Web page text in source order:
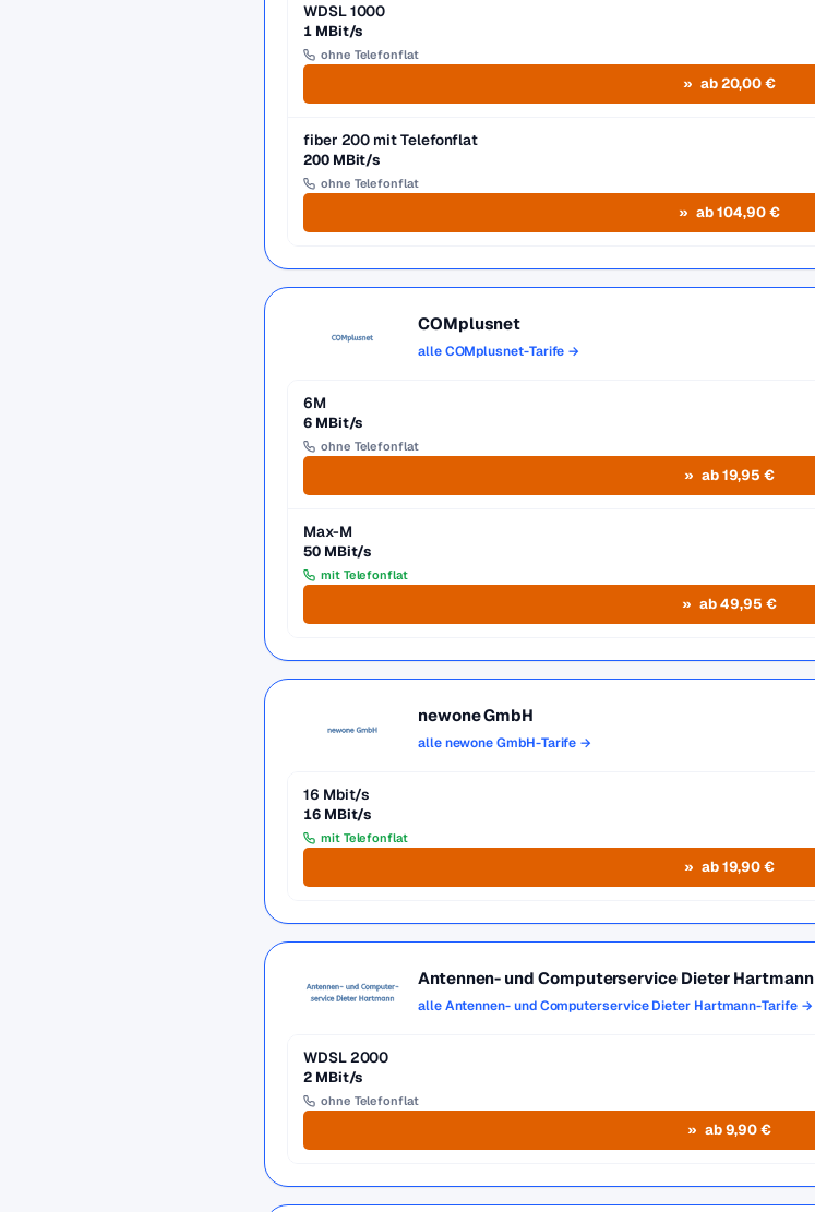
WDSL 1000
1 MBit/s
ohne Telefonflat
ab 20,00 €
fiber 200 mit Telefonflat
200 MBit/s
ohne Telefonflat
ab 104,90 €
COMplusnet
alle COMplusnet-Tarife →
6M
6 MBit/s
ohne Telefonflat
ab 19,95 €
Max-M
50 MBit/s
mit Telefonflat
ab 49,95 €
newone GmbH
alle newone GmbH-Tarife →
16 Mbit/s
16 MBit/s
mit Telefonflat
ab 19,90 €
Antennen- und Computerservice Dieter Hartmann
alle Antennen- und Computerservice Dieter Hartmann-Tarife →
WDSL 2000
2 MBit/s
ohne Telefonflat
ab 9,90 €